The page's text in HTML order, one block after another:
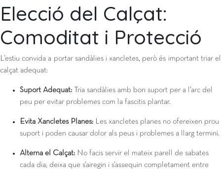
Elecció del Calçat:
Comoditat i Protecció
L’estiu convida a portar sandàlies i xancletes, però és important triar el
calçat adequat:
Suport Adequat:
Tria sandàlies amb bon suport per a l’arc del
peu per evitar problemes com la fascitis plantar.
Evita Xancletes Planes: Les xancletes planes no ofereixen prou
suport i poden causar dolor als peus i problemes a llarg termini.
Alterna el Calçat: No facis servir el mateix parell de sabates
cada dia; deixa que s’airegin i s’assequin completament entre